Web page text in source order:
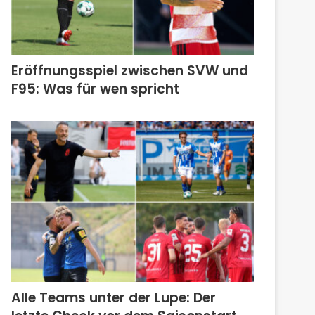
Eröffnungsspiel zwischen SVW und
F95: Was für wen spricht
Alle Teams unter der Lupe: Der